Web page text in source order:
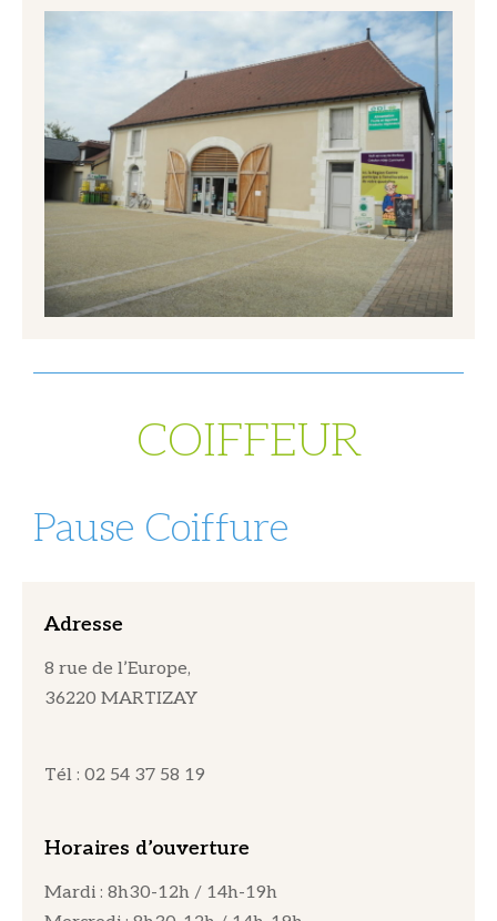
COIFFEUR
Pause Coiffure
Adresse
8 rue de l’Europe,
36220 MARTIZAY
Tél : 02 54 37 58 19
Horaires d’ouverture
Mardi : 8h30-12h / 14h-19h